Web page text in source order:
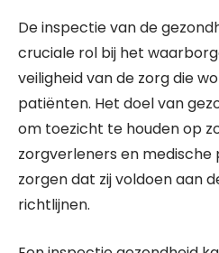
De inspectie van de
cruciale rol bij het
veiligheid van de zorg die
patiënten. Het doel van
om toezicht te houden op
zorgverleners en
zorgen dat zij voldoen aan
richtlijnen.